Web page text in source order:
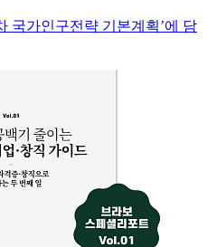
국가인구전략 기본계획’에 담